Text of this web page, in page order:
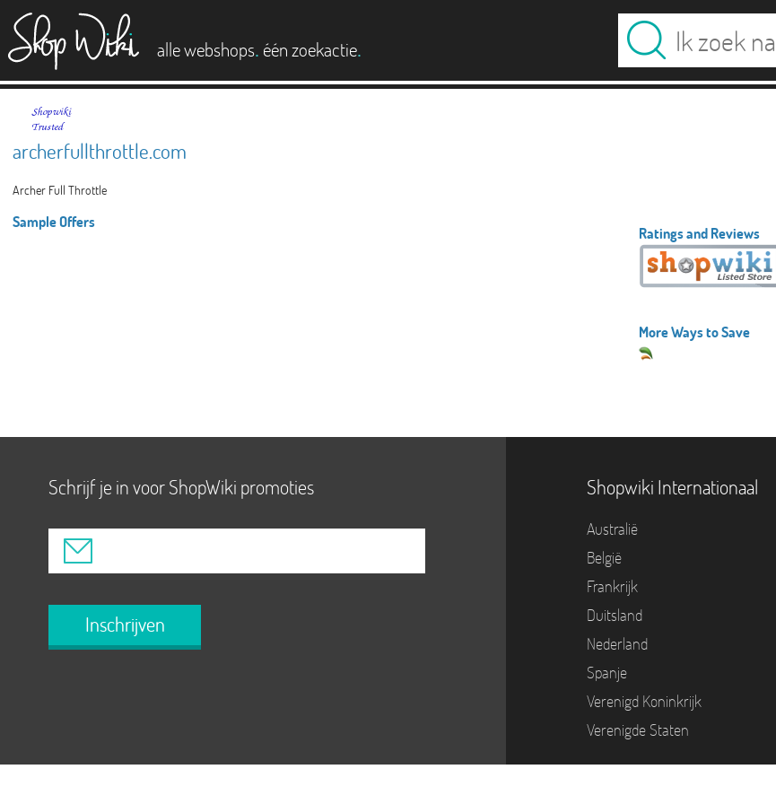
alle webshops. één zoekactie.
archerfullthrottle.com
Archer Full Throttle
Sample Offers
Ratings and Reviews
More Ways to Save
Schrijf je in voor ShopWiki promoties
Inschrijven
Shopwiki Internationaal
Australië
België
Frankrijk
Duitsland
Nederland
Spanje
Verenigd Koninkrijk
Verenigde Staten